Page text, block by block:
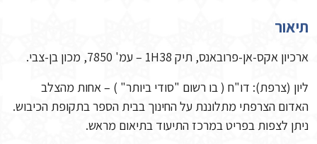
תיאור
ארכיון אקס-אן-פרובאנס, תיק 1H38 – עמ' 7850, מכון בן-צבי.
ליון (צרפת): דו"ח ( בו רשום "סודי ביותר" ) – אחות מהצלב
האדום הצרפתי מתלוננת על החינוך בבית הספר בתקופת הכיבוש.
ניתן לצפות בפריט במרכז התיעוד בתיאום מראש.